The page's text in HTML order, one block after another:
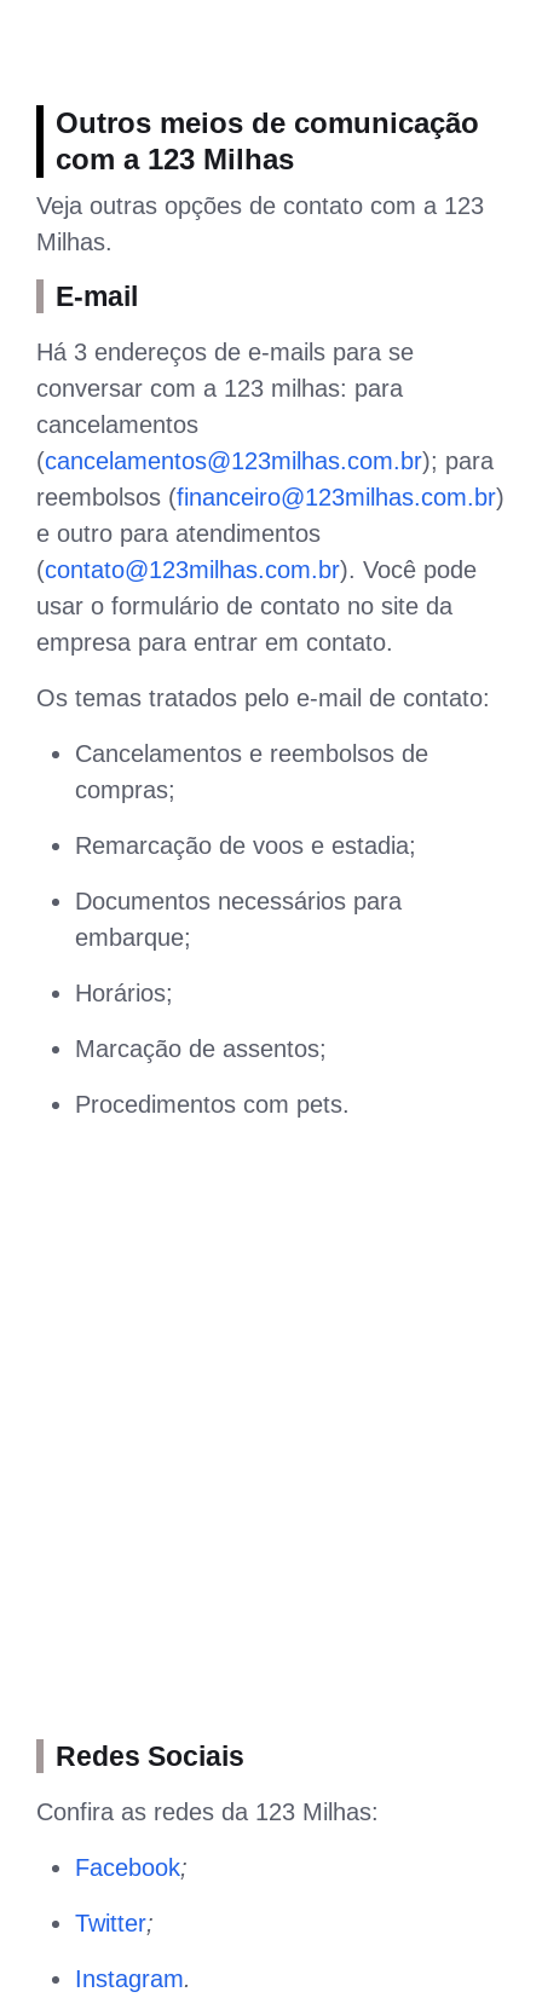
Outros meios de comunicação
com a 123 Milhas
Veja outras opções de contato com a 123
Milhas.
E-mail
Há 3 endereços de e-mails para se
conversar com a 123 milhas: para
cancelamentos
(cancelamentos@123milhas.com.br); para
reembolsos (financeiro@123milhas.com.br)
e outro para atendimentos
(contato@123milhas.com.br). Você pode
usar o formulário de contato no site da
empresa para entrar em contato.
Os temas tratados pelo e-mail de contato:
Cancelamentos e reembolsos de
compras;
Remarcação de voos e estadia;
Documentos necessários para
embarque;
Horários;
Marcação de assentos;
Procedimentos com pets.
Redes Sociais
Confira as redes da 123 Milhas:
Facebook;
Twitter;
Instagram.